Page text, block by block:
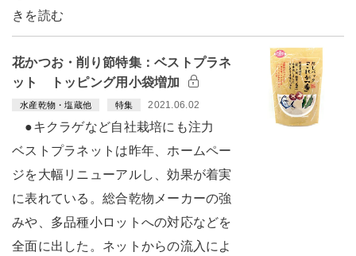
きを読む
花かつお・削り節特集：ベストプラネ
ット トッピング用小袋増加
水産乾物・塩蔵他 特集 2021.06.02
●キクラゲなど自社栽培にも注力
ベストプラネットは昨年、ホームペー
ジを大幅リニューアルし、効果が着実
に表れている。総合乾物メーカーの強
みや、多品種小ロットへの対応などを
全面に出した。ネットからの流入によ